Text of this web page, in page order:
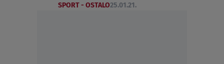
SPORT - OSTALO25.01.21.